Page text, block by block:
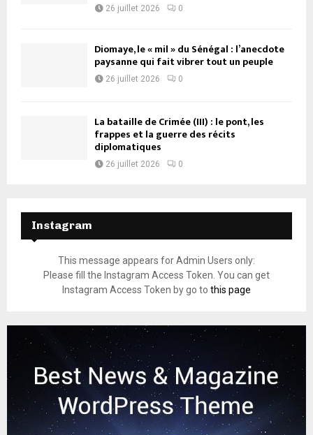
26 juillet 2026 0
Diomaye, le « mil » du Sénégal : l’anecdote
paysanne qui fait vibrer tout un peuple
26 juillet 2026 0
La bataille de Crimée (III) : le pont, les
frappes et la guerre des récits
diplomatiques
26 juillet 2026 0
Instagram
This message appears for Admin Users only:
Please fill the Instagram Access Token. You can get
Instagram Access Token by go to this page